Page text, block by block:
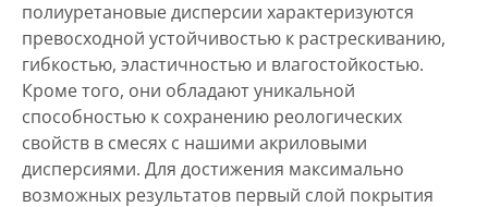
полиуретановые дисперсии характеризуются
превосходной устойчивостью к растрескиванию,
гибкостью, эластичностью и влагостойкостью.
Кроме того, они обладают уникальной
способностью к сохранению реологических
свойств в смесях с нашими акриловыми
дисперсиями. Для достижения максимально
возможных результатов первый слой покрытия